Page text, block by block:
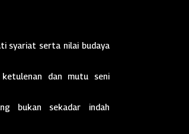
syariat serta nilai budaya
ketulenan dan mutu seni
bukan sekadar indah